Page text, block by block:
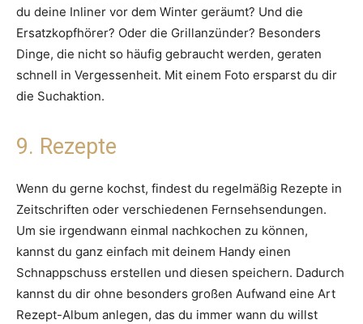
du deine Inliner vor dem Winter geräumt? Und die
Ersatzkopfhörer? Oder die Grillanzünder? Besonders
Dinge, die nicht so häufig gebraucht werden, geraten
schnell in Vergessenheit. Mit einem Foto ersparst du dir
die Suchaktion.
9. Rezepte
Wenn du gerne kochst, findest du regelmäßig Rezepte in
Zeitschriften oder verschiedenen Fernsehsendungen.
Um sie irgendwann einmal nachkochen zu können,
kannst du ganz einfach mit deinem Handy einen
Schnappschuss erstellen und diesen speichern. Dadurch
kannst du dir ohne besonders großen Aufwand eine Art
Rezept-Album anlegen, das du immer wann du willst